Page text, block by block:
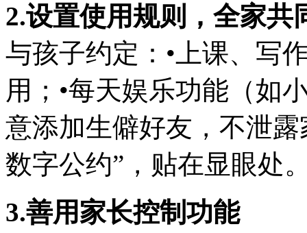
2.设置使用规则，全家共
与孩子约定：•上课、写
用；•每天娱乐功能（如
意添加生僻好友，不泄
数字公约”，贴在显眼处
3.善用家长控制功能